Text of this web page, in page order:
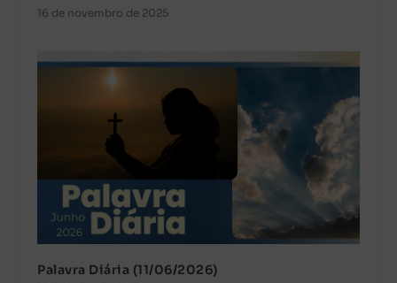
16 de novembro de 2025
Palavra Diária (11/06/2026)